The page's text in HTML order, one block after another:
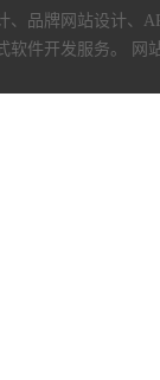
品牌网站设计、
软件开发服务。
网